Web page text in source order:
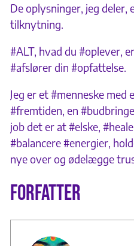
De oplysninger, jeg deler,
tilknytning.
#ALT, hvad du #oplever,
#afslører din #opfattelse.
Jeg er et #menneske med
#fremtiden, en
job det er at #elske,
#balancere #energier,
nye over og ødelægge
Forfatter